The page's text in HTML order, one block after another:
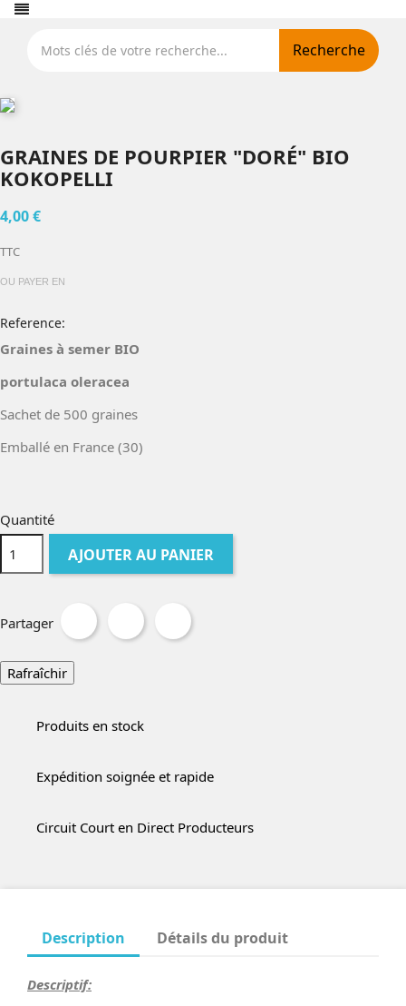
Recherche
GRAINES DE POURPIER "DORÉ" BIO
KOKOPELLI
4,00 €
TTC
OU PAYER EN
Reference:
Graines à semer BIO
portulaca oleracea
Sachet de 500 graines
Emballé en France (30)
Quantité
AJOUTER AU PANIER
Partager
Produits en stock
Expédition soignée et rapide
Circuit Court en Direct Producteurs
Description Détails du produit
Descriptif: